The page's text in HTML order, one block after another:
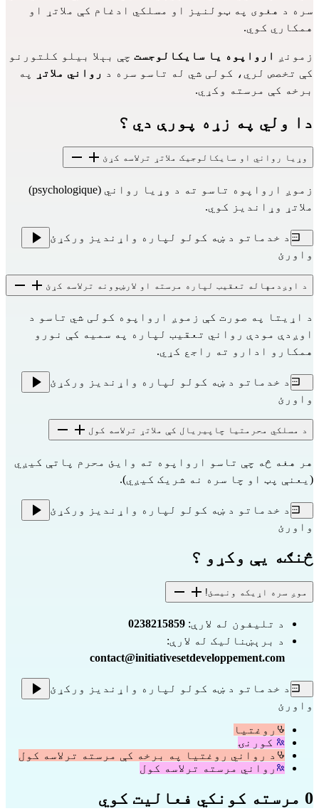
همکاري کوي.
زمونږ ارواپوه یا سایکالوجست
کې تخصص لري، کولی شي له تاسو سره د رواني ملاتړ
برخه کې مرسته وکړي.
دا ولي په زړه پورې دي ؟
وړیا رواني او سایکالوجیک ملاتړ ترلاسه کړئ
زموږ ارواپوه تاسو ته د وړیا رواني (psychologique)
ملاتړ وړاندیز کوي.
د خدماتو د ښه کولو لپاره واړندیز ورکړئ
واورئ
د اوږدمهاله تعقیب لپاره مرسته او لارښوونه ترلاسه کړئ
همکارو ادارو ته راجع کړي.
د خدماتو د ښه کولو لپاره واړندیز ورکړئ
واورئ
د مسلکي محرمتیا چاپیریال کې ملاتړ ترلاسه کول
(یعنې پټ او چا سره نه شریک کیږي).
د خدماتو د ښه کولو لپاره واړندیز ورکړئ
واورئ
څنګه یې وکړو ؟
موږ سره اړیکه ونیسئ!
د تلیفون له لارې: 0238215859
د برېښنالیک له لارې:
contact@initiativesetdeveloppement.com
د خدماتو د ښه کولو لپاره واړندیز ورکړئ
واورئ
روغتیا
کورنۍ
د رواني روغتیا په برخه کې مرسته ترلاسه کول
رواني مرسته ترلاسه کول
0 مرسته کونکي فعالیت کوي